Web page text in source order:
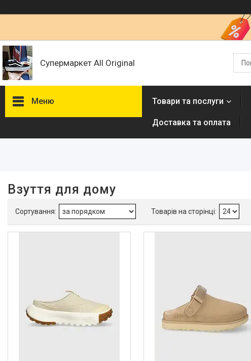
Супермаркет All Original
Меню
В наявності 40
Ми в Інстаграм :
Товари та послуги
Доставка та оплата
Взуття для дому